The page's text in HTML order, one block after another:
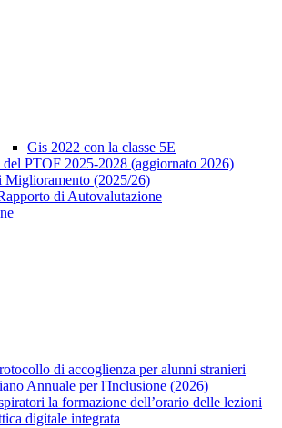
Gis 2022 con la classe 5E
PTOF 2025-2028 (aggiornato 2026)
Miglioramento (2025/26)
di Autovalutazione
di accoglienza per alunni stranieri
Annuale per l'Inclusione (2026)
la formazione dell’orario delle lezioni
digitale integrata